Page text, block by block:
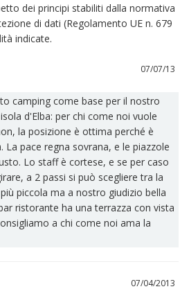
dei principi stabiliti dalla normativa
di dati (Regolamento UE n. 679
indicate.
07/07/13
camping come base per il nostro
d'Elba: per chi come noi vuole
la posizione è ottima perché è
La pace regna sovrana, e le piazzole
Lo staff è cortese, e se per caso
a 2 passi si può scegliere tra la
piccola ma a nostro giudizio bella
ristorante ha una terrazza con vista
a chi come noi ama la
07/04/2013